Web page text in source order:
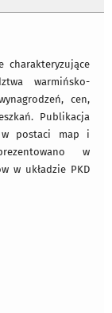
charakteryzujące
warmińsko-
cen,
Publikacja
w postaci map i
w
w układzie PKD